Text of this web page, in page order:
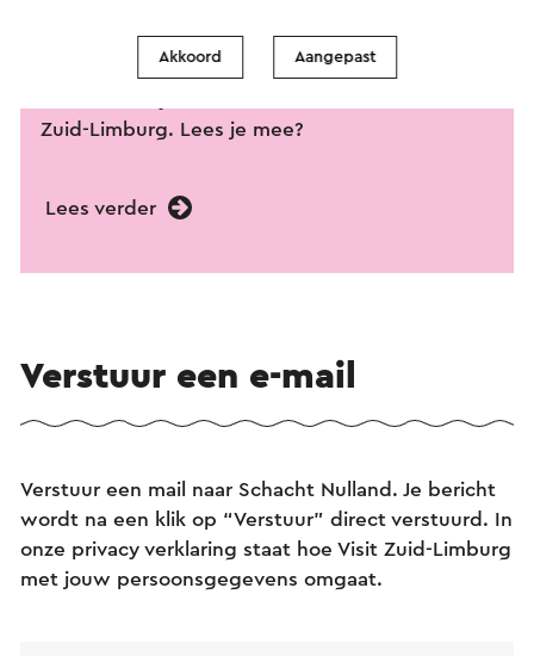
door de ogen van bekende en minder bekende
locals. In deze longread vertellen Jack Vinders
Zuid-Limburg. Lees je mee?
Lees verder
Verstuur een e-mail
Verstuur een mail naar Schacht Nulland. Je bericht
wordt na een klik op “Verstuur” direct verstuurd. In
onze privacy verklaring staat hoe Visit Zuid-Limburg
met jouw persoonsgegevens omgaat.
Akkoord Aangepast